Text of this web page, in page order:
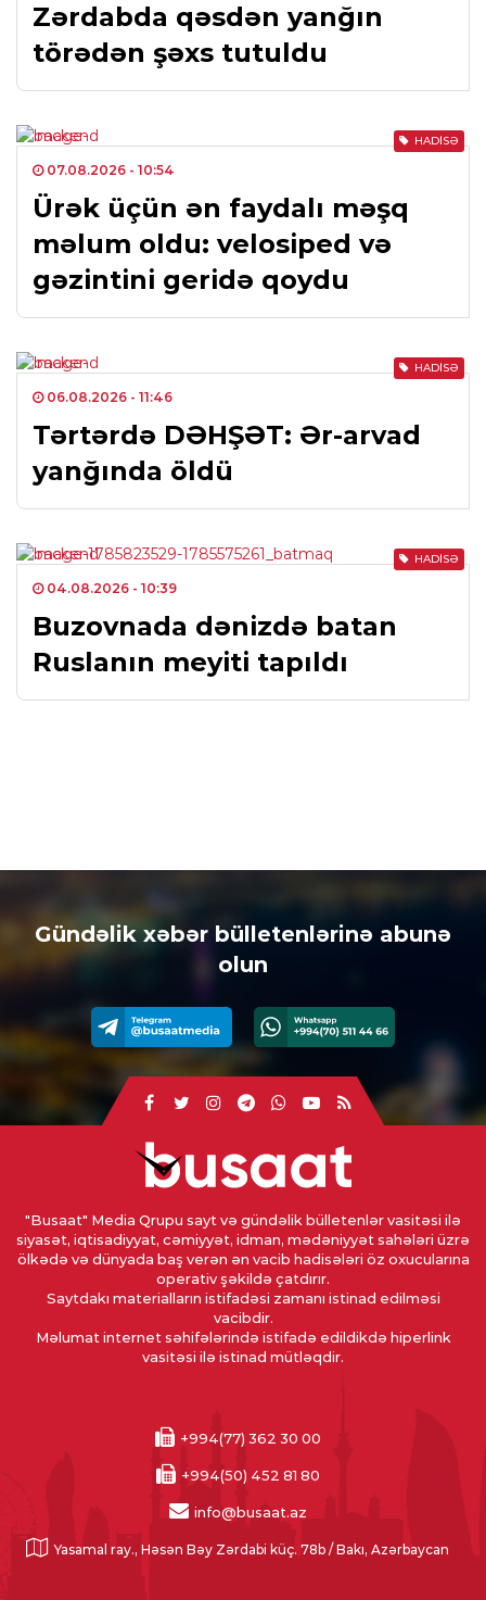
Zərdabda qəsdən yanğın
törədən şəxs tutuldu
HADISƏ
07.08.2026 - 10:54
Ürək üçün ən faydalı məşq
məlum oldu: velosiped və
gəzintini geridə qoydu
HADISƏ
06.08.2026 - 11:46
Tərtərdə DƏHŞƏT: Ər-arvad
yanğında öldü
HADISƏ
04.08.2026 - 10:39
Buzovnada dənizdə batan
Ruslanın meyiti tapıldı
Gündəlik xəbər bülletenlərinə abunə
olun
"Busaat" Media Qrupu sayt və gündəlik bülletenlər vasitəsi ilə
siyasət, iqtisadiyyat, cəmiyyət, idman, mədəniyyət sahələri üzrə
ölkədə və dünyada baş verən ən vacib hadisələri öz oxucularına
operativ şəkildə çatdırır.
Saytdakı materialların istifadəsi zamanı istinad edilməsi
vacibdir.
Məlumat internet səhifələrində istifadə edildikdə hiperlink
vasitəsi ilə istinad mütləqdir.
+994(77) 362 30 00
+994(50) 452 81 80
info@busaat.az
Yasamal ray., Həsən Bəy Zərdabi küç. 78b / Bakı, Azərbaycan